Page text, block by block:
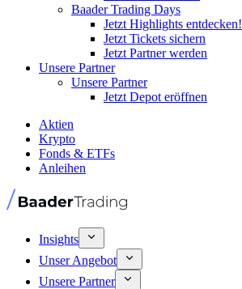
Baader Trading Days
Jetzt Highlights entdecken!
Jetzt Tickets sichern
Jetzt Partner werden
Unsere Partner
Unsere Partner
Jetzt Depot eröffnen
Aktien
Krypto
Fonds & ETFs
Anleihen
Insights
Unser Angebot
Unsere Partner